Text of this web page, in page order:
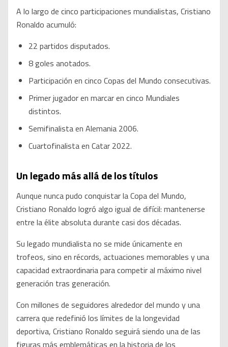
A lo largo de cinco participaciones mundialistas, Cristiano
Ronaldo acumuló:
22 partidos disputados.
8 goles anotados.
Participación en cinco Copas del Mundo consecutivas.
Primer jugador en marcar en cinco Mundiales
distintos.
Semifinalista en Alemania 2006.
Cuartofinalista en Catar 2022.
Un legado más allá de los títulos
Aunque nunca pudo conquistar la Copa del Mundo,
Cristiano Ronaldo logró algo igual de difícil: mantenerse
entre la élite absoluta durante casi dos décadas.
Su legado mundialista no se mide únicamente en
trofeos, sino en récords, actuaciones memorables y una
capacidad extraordinaria para competir al máximo nivel
generación tras generación.
Con millones de seguidores alrededor del mundo y una
carrera que redefinió los límites de la longevidad
deportiva, Cristiano Ronaldo seguirá siendo una de las
figuras más emblemáticas en la historia de los